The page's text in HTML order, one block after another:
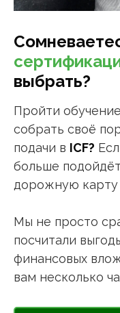
выбрать?
Пройти
собрать своё
подачи в ICF?
больше
дорожную карту
Мы не просто
посчитали
финансовых
вам несколько